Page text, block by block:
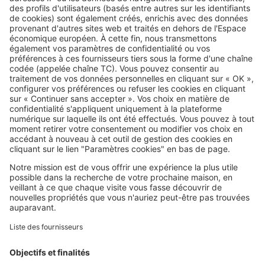
Image
Vendre
Vendre une maison familiale
héritée : ces erreurs ralentissent
tout
SeLoger c'est aussi
Retrouvez-nous sur ...